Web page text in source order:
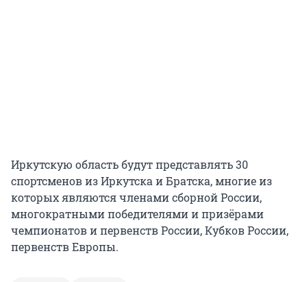
Иркутскую область будут представлять 30
спортсменов из Иркутска и Братска, многие из
которых являются членами сборной России,
многократными победителями и призёрами
чемпионатов и первенств России, Кубков России,
первенств Европы.